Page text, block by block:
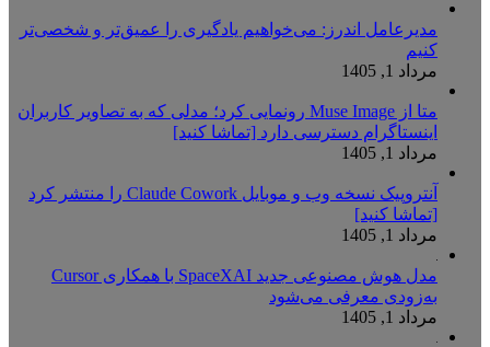
مدیرعامل اندرز: می‌خواهیم یادگیری را عمیق‌تر و شخصی‌تر
کنیم
مرداد 1, 1405
متا از Muse Image رونمایی کرد؛ مدلی که به تصاویر کاربران
اینستاگرام دسترسی دارد [تماشا کنید]
مرداد 1, 1405
آنتروپیک نسخه وب و موبایل Claude Cowork را منتشر کرد
[تماشا کنید]
مرداد 1, 1405
مدل هوش مصنوعی جدید SpaceXAI با همکاری Cursor
به‌زودی معرفی می‌شود
مرداد 1, 1405